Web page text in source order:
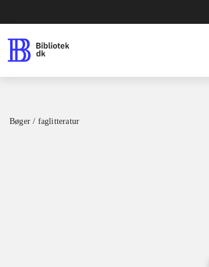
Bøger / faglitteratur